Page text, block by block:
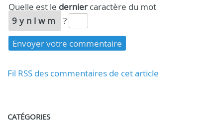
Quelle est le derniercaractère du mot
9ynlwm
?
Fil RSS des commentaires de cet article
CATÉGORIES